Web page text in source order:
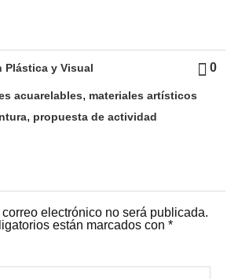
0
Plástica y Visual
acuarelables, materiales artísticos
, propuesta de actividad
electrónico no será publicada.
están marcados con*